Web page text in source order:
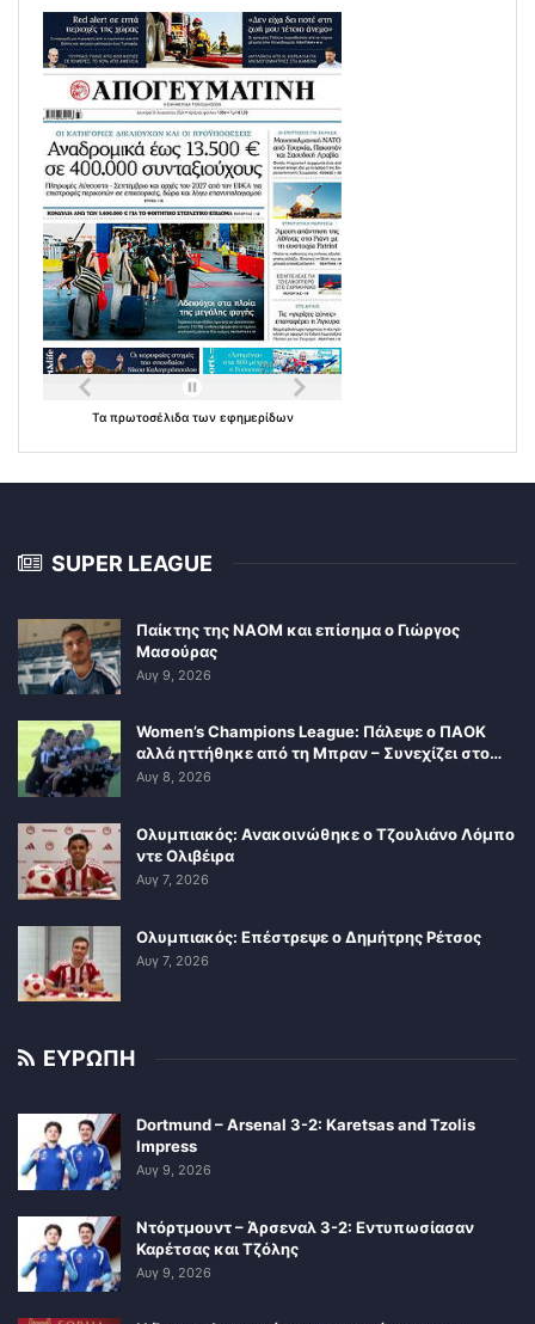
Τα πρωτοσέλιδα των εφημερίδων
SUPER LEAGUE
Παίκτης της ΝΑΟΜ και επίσημα ο Γιώργος
Μασούρας
Αυγ 9, 2026
Women’s Champions League: Πάλεψε ο ΠΑΟΚ
αλλά ηττήθηκε από τη Μπραν – Συνεχίζει στο…
Αυγ 8, 2026
Ολυμπιακός: Ανακοινώθηκε ο Τζουλιάνο Λόμπο
ντε Ολιβέιρα
Αυγ 7, 2026
Ολυμπιακός: Επέστρεψε ο Δημήτρης Ρέτσος
Αυγ 7, 2026
ΕΥΡΩΠΗ
Dortmund – Arsenal 3-2: Karetsas and Tzolis
Impress
Αυγ 9, 2026
Ντόρτμουντ – Άρσεναλ 3-2: Εντυπωσίασαν
Καρέτσας και Τζόλης
Αυγ 9, 2026